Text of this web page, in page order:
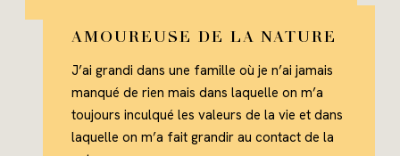
AMOUREUSE DE LA NATURE
J’ai grandi dans une famille où je n’ai jamais
manqué de rien mais dans laquelle on m’a
toujours inculqué les valeurs de la vie et dans
laquelle on m’a fait grandir au contact de la